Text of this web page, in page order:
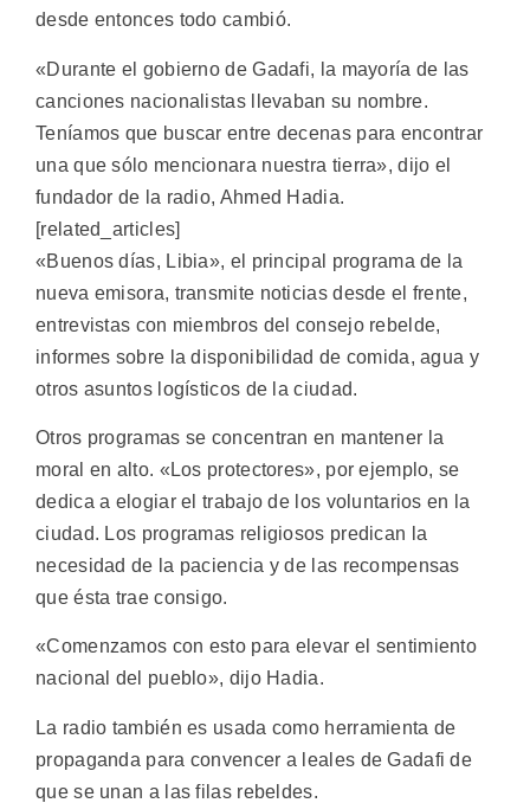
desde entonces todo cambió.
«Durante el gobierno de Gadafi, la mayoría de las
canciones nacionalistas llevaban su nombre.
Teníamos que buscar entre decenas para encontrar
una que sólo mencionara nuestra tierra», dijo el
fundador de la radio, Ahmed Hadia.
[related_articles]
«Buenos días, Libia», el principal programa de la
nueva emisora, transmite noticias desde el frente,
entrevistas con miembros del consejo rebelde,
informes sobre la disponibilidad de comida, agua y
otros asuntos logísticos de la ciudad.
Otros programas se concentran en mantener la
moral en alto. «Los protectores», por ejemplo, se
dedica a elogiar el trabajo de los voluntarios en la
ciudad. Los programas religiosos predican la
necesidad de la paciencia y de las recompensas
que ésta trae consigo.
«Comenzamos con esto para elevar el sentimiento
nacional del pueblo», dijo Hadia.
La radio también es usada como herramienta de
propaganda para convencer a leales de Gadafi de
que se unan a las filas rebeldes.